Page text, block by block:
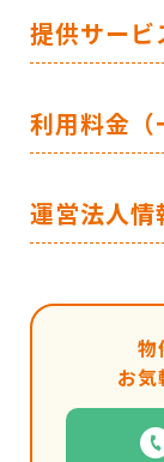
提供サービ
利用料金（
運営法人情
物
お気